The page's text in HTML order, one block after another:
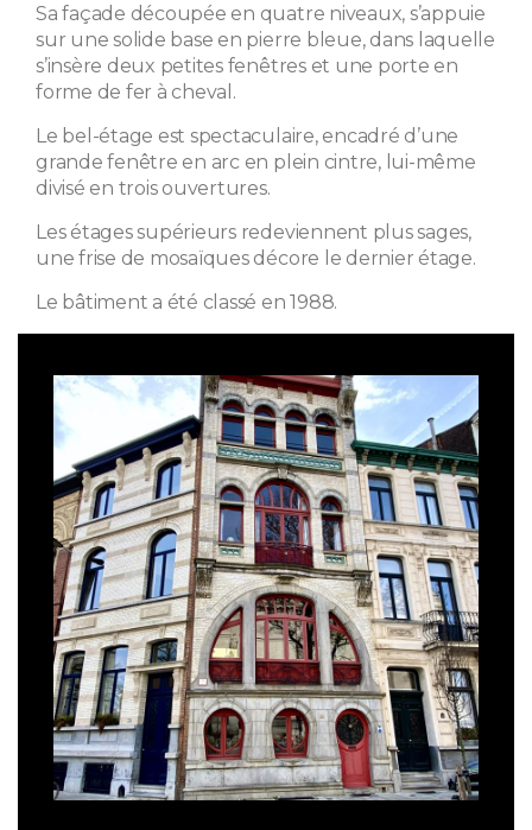
Sa façade découpée en quatre niveaux, s’appuie
sur une solide base en pierre bleue, dans laquelle
s’insère deux petites fenêtres et une porte en
forme de fer à cheval.
Le bel-étage est spectaculaire, encadré d’une
grande fenêtre en arc en plein cintre, lui-même
divisé en trois ouvertures.
Les étages supérieurs redeviennent plus sages,
une frise de mosaïques décore le dernier étage.
Le bâtiment a été classé en 1988.